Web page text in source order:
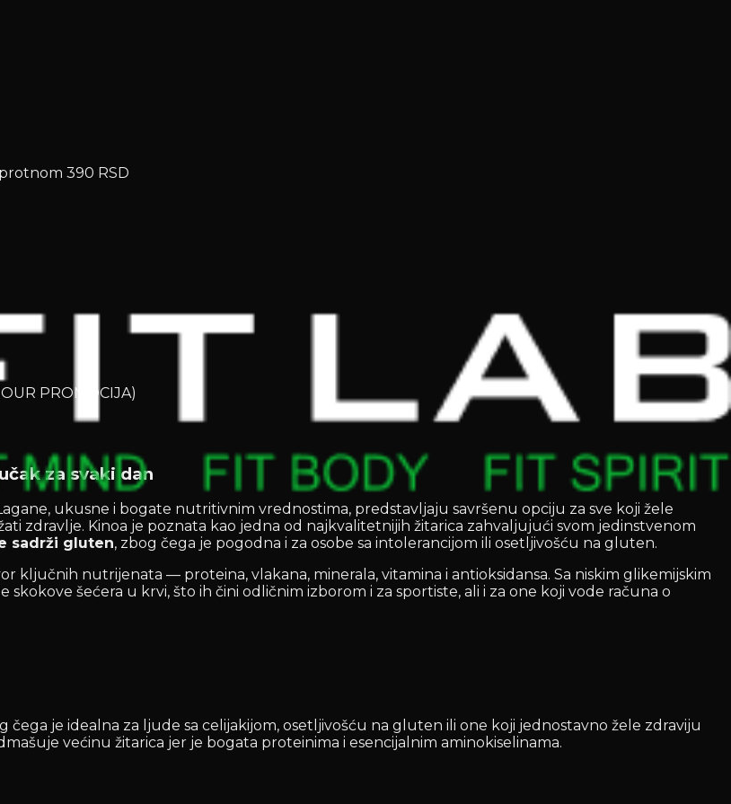
390 RSD
PROMOCIJA)
za svaki dan
ukusne i bogate nutritivnim vrednostima, predstavljaju savršenu opciju za sve koji žele
zdravlje. Kinoa je poznata kao jedna od najkvalitetnijih žitarica zahvaljujući svom jedinstvenom
sadrži gluten, zbog čega je pogodna i za osobe sa intolerancijom ili osetljivošću na gluten.
ključnih nutrijenata — proteina, vlakana, minerala, vitamina i antioksidansa. Sa niskim glikemijskim
šećera u krvi, što ih čini odličnim izborom i za sportiste, ali i za one koji vode računa o
je idealna za ljude sa celijakijom, osetljivošću na gluten ili one koji jednostavno žele zdraviju
većinu žitarica jer je bogata proteinima i esencijalnim aminokiselinama.